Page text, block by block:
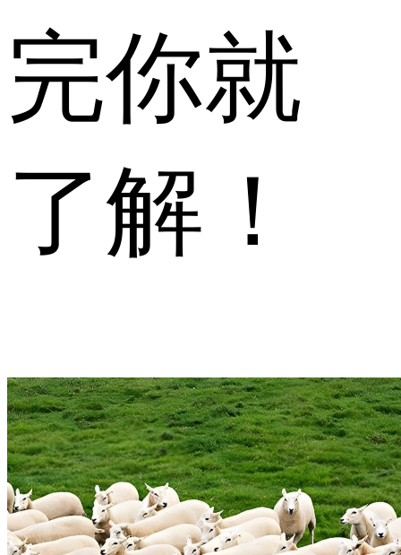
完你就
了解！